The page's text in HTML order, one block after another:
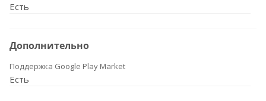
Есть
Дополнительно
Поддержка Google Play Market
Есть